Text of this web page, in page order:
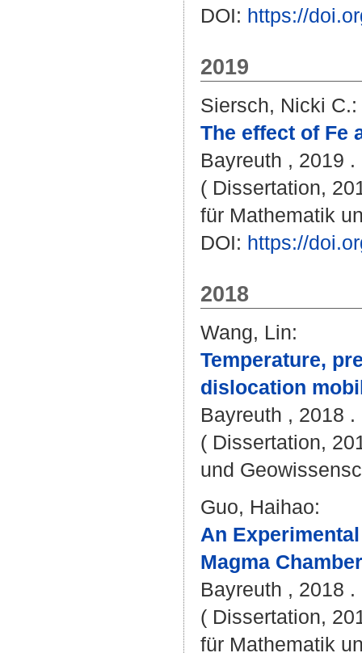
DOI: https://
2019
Siersch, Nicki C.:
The effect of Fe
Bayreuth , 2019 .
( Dissertation,
für Mathematik
DOI: https://
2018
Wang, Lin:
Temperature,
dislocation
Bayreuth , 2018 .
( Dissertation,
und
Guo, Haihao:
An
Magma
Bayreuth , 2018 .
( Dissertation,
für Mathematik